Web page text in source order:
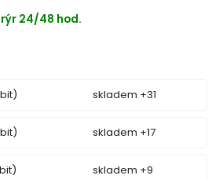
24/48 hod.
skladem +31
skladem +17
skladem +9